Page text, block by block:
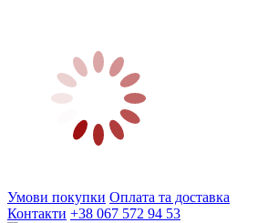
Умови покупки Оплата та доставка
Контакти +38 067 572 94 53